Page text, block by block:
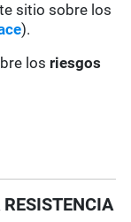
sitio sobre los
).
los riesgos